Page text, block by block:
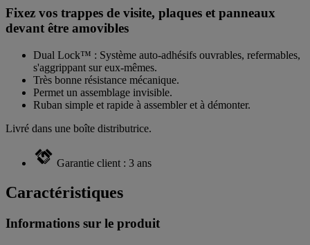
Fixez vos trappes de visite, plaques et panneaux
devant être amovibles
Dual Lock™ : Système auto-adhésifs ouvrables, refermables,
s'aggrippant sur eux-mêmes.
Très bonne résistance mécanique.
Permet un assemblage invisible.
Ruban simple et rapide à assembler et à démonter.
Livré dans une boîte distributrice.
Garantie client : 3 ans
Caractéristiques
Informations sur le produit